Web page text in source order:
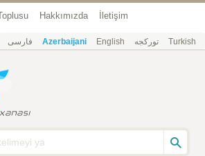
Hakkımızda İletişim
فارسی Azerbaijani English تورکجه Turkish